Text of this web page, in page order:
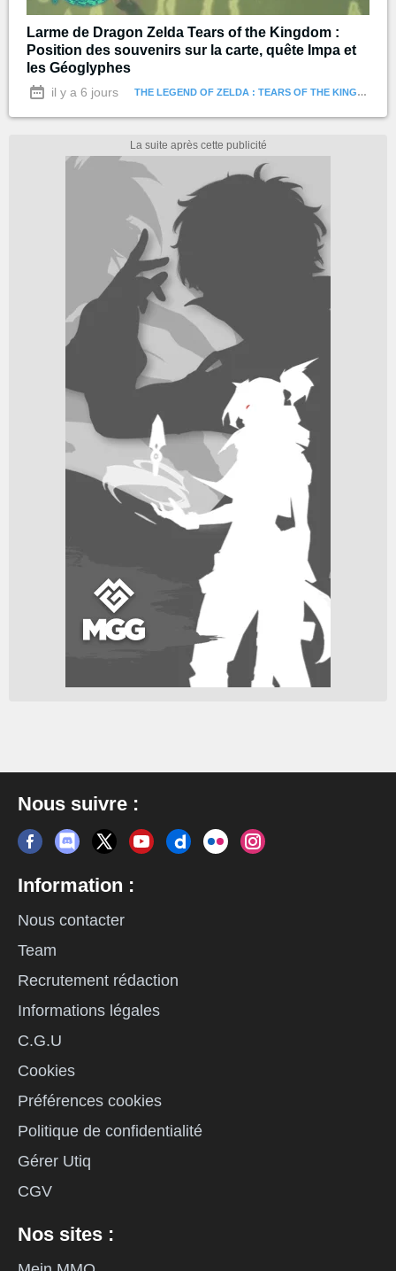
Larme de Dragon Zelda Tears of the Kingdom :
Position des souvenirs sur la carte, quête Impa et
les Géoglyphes
il y a 6 jours THE LEGEND OF ZELDA : TEARS OF THE KINGDOM
Nous suivre :
Information :
Nous contacter
Team
Recrutement rédaction
Informations légales
C.G.U
Cookies
Préférences cookies
Politique de confidentialité
Gérer Utiq
CGV
Nos sites :